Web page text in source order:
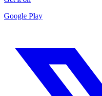
Google Play